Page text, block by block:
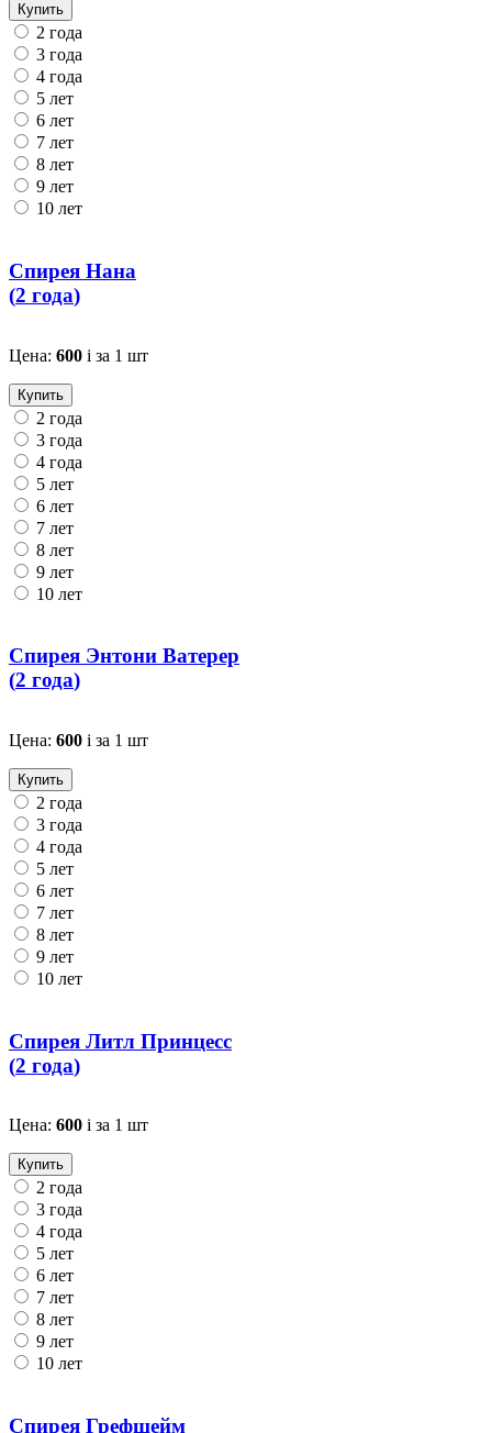
Купить
2 года
3 года
4 года
5 лет
6 лет
7 лет
8 лет
9 лет
10 лет
Спирея Нана
(2 года)
Цена: 600 i за 1 шт
Купить
2 года
3 года
4 года
5 лет
6 лет
7 лет
8 лет
9 лет
10 лет
Спирея Энтони Ватерер
(2 года)
Цена: 600 i за 1 шт
Купить
2 года
3 года
4 года
5 лет
6 лет
7 лет
8 лет
9 лет
10 лет
Спирея Литл Принцесс
(2 года)
Цена: 600 i за 1 шт
Купить
2 года
3 года
4 года
5 лет
6 лет
7 лет
8 лет
9 лет
10 лет
Спирея Грефшейм